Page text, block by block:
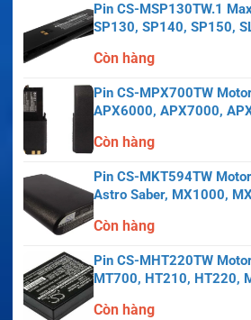
Pin CS-MSP130TW.1
SP130, SP140, SP150,
Còn hàng
Pin CS-MPX700TW
APX6000, APX7000,
Còn hàng
Pin CS-MKT594TW
Astro Saber, MX1000,
Còn hàng
Pin CS-MHT220TW
MT700, HT210, HT220,
Còn hàng